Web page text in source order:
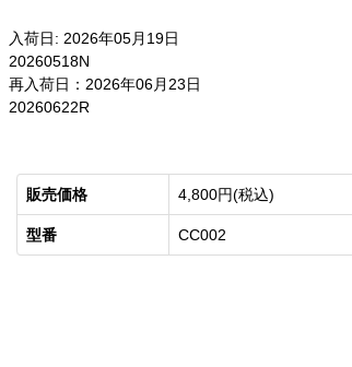
入荷日: 2026年05月19日
20260518N
再入荷日：2026年06月23日
20260622R
販売価格 4,800円(税込)
型番 CC002